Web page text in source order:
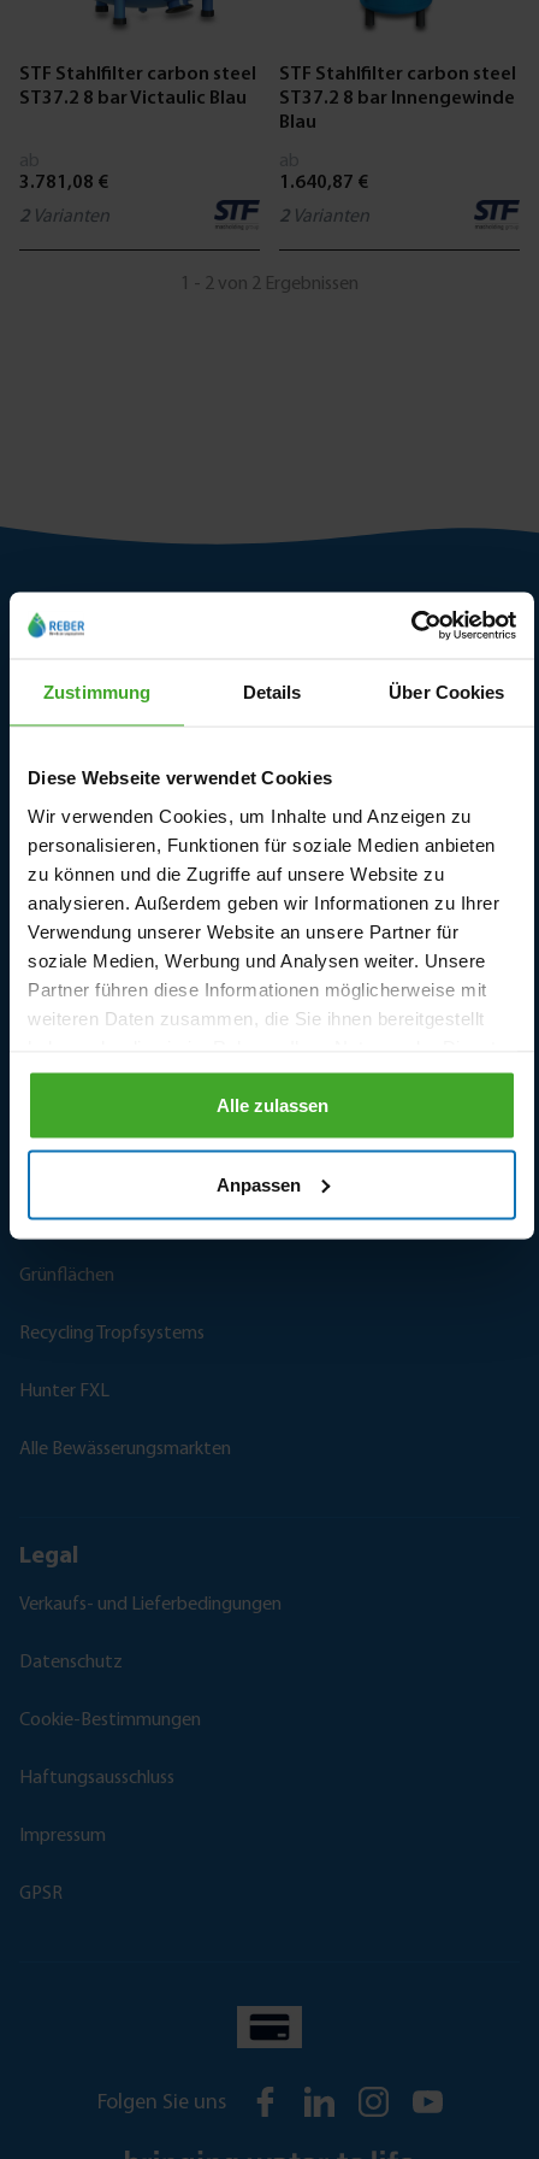
Zustimmung Details Über Cookies
Diese Webseite verwendet Cookies
Wir verwenden Cookies, um Inhalte und Anzeigen zu
personalisieren, Funktionen für soziale Medien anbieten
zu können und die Zugriffe auf unsere Website zu
analysieren. Außerdem geben wir Informationen zu Ihrer
Verwendung unserer Website an unsere Partner für
soziale Medien, Werbung und Analysen weiter. Unsere
Partner führen diese Informationen möglicherweise mit
weiteren Daten zusammen, die Sie ihnen bereitgestellt
gesammelt haben.
Alle zulassen
Anpassen
STF Stahlfilter carbon steel
ST37.2 8 bar Victaulic Blau
3.781,08 €
2 Varianten
STF Stahlfilter carbon steel
ST37.2 8 bar Innengewinde
Blau
1.640,87 €
2 Varianten
1 - 2 von 2 Ergebnissen
Kundendienst
Kontaktieren Sie uns
Vertragswiderruf
Frostschutz
Sportanlagen
Grünflächen
Recycling Tropfsystems
Hunter FXL
Alle Bewässerungsmarkten
Legal
Verkaufs- und Lieferbedingungen
Datenschutz
Cookie-Bestimmungen
Haftungsausschluss
Impressum
GPSR
Folgen Sie uns